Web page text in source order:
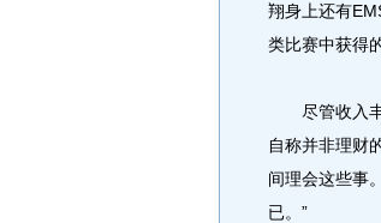
翔身上还有
类比赛中获得
尽管收入丰
自称并非理财
间理会这些事
已。”